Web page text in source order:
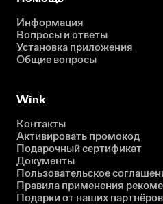
Информация
Вопросы и ответы
Установка приложения
Общие вопросы
Wink
Контакты
Активировать промокод
Подарочный сертификат
Документы
Пользовательское
Правила применения
Подарки от наших партнёров